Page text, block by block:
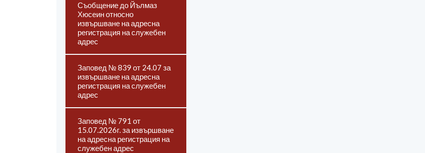
Съобщение до Йълмаз
Хюсеин относно
извършване на адресна
регистрация на служебен
адрес
Заповед № 839 от 24.07 за
извършване на адресна
регистрация на служебен
адрес
Заповед № 791 от
15.07.2026г. за извършване
на адресна регистрация на
служебен адрес